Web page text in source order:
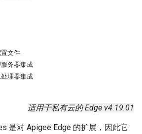
文件
务器集成
理器集成
适用于私有云的 Edge v4.19.01
是对 Apigee Edge 的扩展，因此它